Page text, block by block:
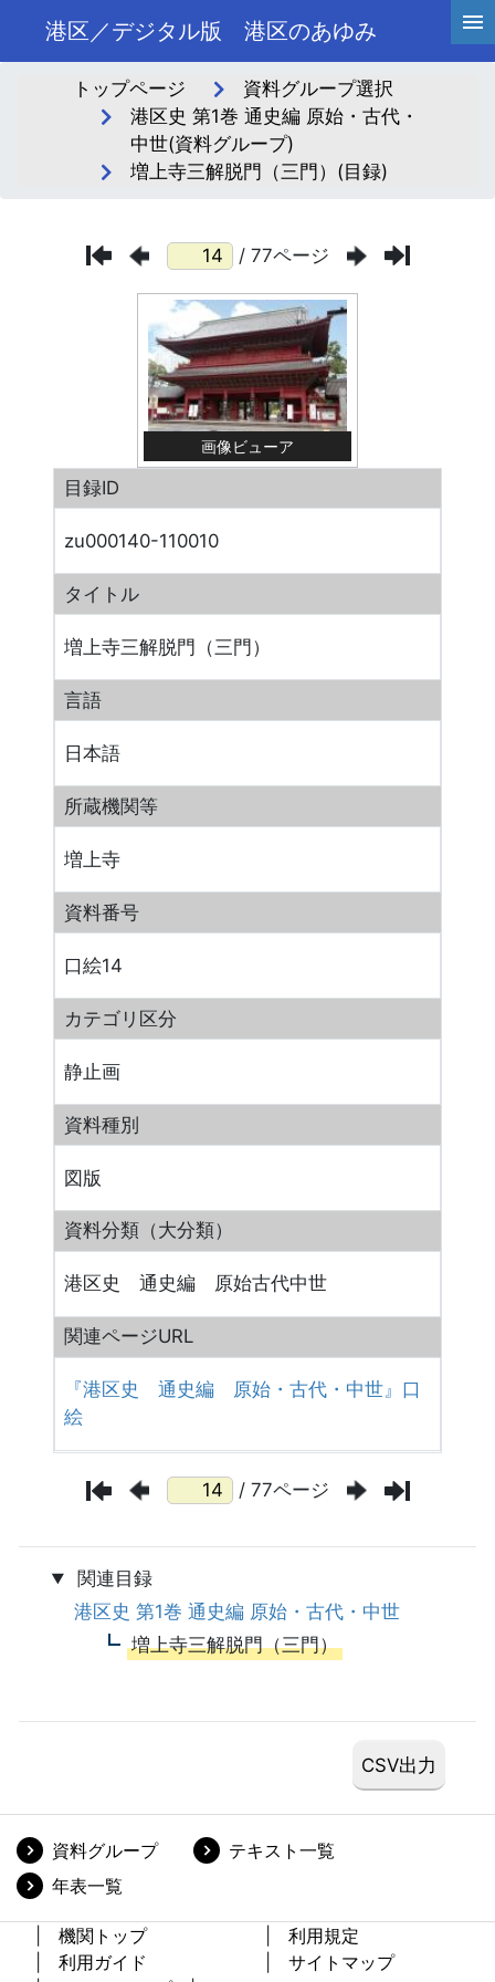
港区／デジタル版 港区のあゆみ
トップページ
資料グループ選択
港区史 第1巻 通史編 原始・古代・
中世(資料グループ)
増上寺三解脱門（三門）(目録)
/ 77ページ
画像ビューア
目録ID
zu000140-110010
タイトル
増上寺三解脱門（三門）
言語
日本語
所蔵機関等
増上寺
資料番号
口絵14
カテゴリ区分
静止画
資料種別
図版
資料分類（大分類）
港区史 通史編 原始古代中世
関連ページURL
『港区史 通史編 原始・古代・中世』口
絵
/ 77ページ
関連目録
港区史 第1巻 通史編 原始・古代・中世
増上寺三解脱門（三門）
資料グループ
テキスト一覧
年表一覧
機関トップ
利用規定
利用ガイド
サイトマップ